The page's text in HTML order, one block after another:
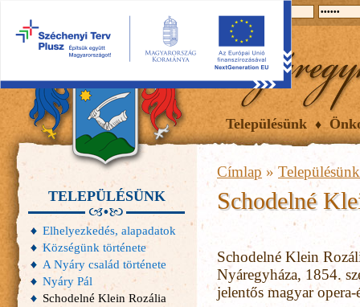
Településünk
Címlap » Településünk
Schodelné
Schodelné Klein
Nyáregyháza, 1854.
jelentős magyar
TELEPÜLÉSÜNK
Elhelyezkedés, alapadatok
Községünk története
A Nyáry család története
Nyáry Pál
Schodelné Klein Rozália